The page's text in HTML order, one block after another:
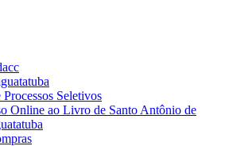
Seletivos
Online ao Livro de Santo Antônio de